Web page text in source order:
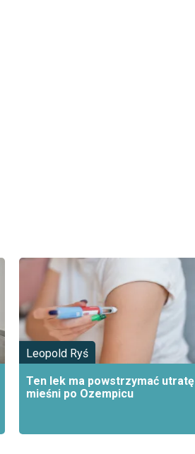
Leopold Ryś
Ten lek ma powstrzymać utratę
mieśni po Ozempicu